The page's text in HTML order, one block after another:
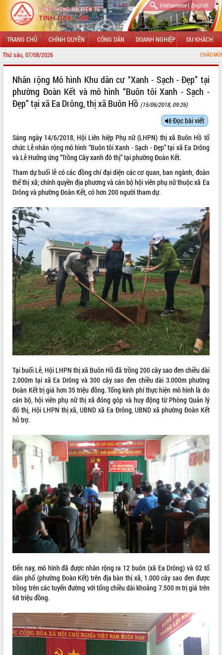
Vietnamese| English
TRANG CHỦ CHÍNH QUYỀN CÔNG DÂN DOANH NGHIỆP DU KHÁCH
Thứ sáu, 07/08/2026 CHÀO MỪNG ĐẾN VỚI
LÃNH ĐẠO UBND TỈNH
SỞ, BAN, NGÀNH
UBND CÁC XÃ, PHƯỜNG
THÔNG TIN CHỈ ĐẠO ĐIỀU HÀNH
HỆ THỐNG VĂN BẢN
VĂN BẢN HĐND TỈNH
ĐIỂM TIN VĂN BẢN
QUY HOẠCH - KẾ HOẠCH
VIDEO
Không có file video nào để phát.
ALBUM ẢNH
LIÊN KẾT WEB
Nhân rộng Mô hình Khu dân cư “Xanh - Sạch - Đẹp” tại
phường Đoàn Kết và mô hình “Buôn tôi Xanh - Sạch -
Đẹp” tại xã Ea Drông, thị xã Buôn Hồ (15/06/2018, 09:26)
Đọc bài viết
Sáng ngày 14/6/2018, Hội Liên hiệp Phụ nữ (LHPN) thị xã Buôn Hồ tổ
chức Lễ nhân rộng mô hình “Buôn tôi Xanh - Sạch - Đẹp” tại xã Ea Drông
và Lễ Hưởng ứng “Trồng Cây xanh đô thị” tại phường Đoàn Kết.
Tham dự buổi lễ có các đồng chí đại diện các cơ quan, ban ngành, đoàn
thể thị xã; chính quyền địa phương và cán bộ hội viên phụ nữ thuộc xã Ea
Drông và phường Đoàn Kết, có hơn 200 người tham dự.
Tại buổi Lễ, Hội LHPN thị xã Buôn Hồ đã trồng 200 cây sao đen chiều dài
2.000m tại xã Ea Drông và 300 cây sao đen chiều dài 3.000m phường
Đoàn Kết trị giá hơn 35 triệu đồng. Tổng kinh phí thực hiện mô hình là do
cán bộ, hội viên phụ nữ thị xã đóng góp và huy động từ Phòng Quản lý
đô thị, Hội LHPN thị xã, UBND xã Ea Đrông, UBND xã phường Đoàn Kết
hỗ trợ.
Đến nay, mô hình đã được nhân rộng ra 12 buôn (xã Ea Drông) và 02 tổ
dân phố (phường Đoàn Kết) trên địa bàn thị xã, 1.000 cây sao đen được
trồng trên các tuyến đường với tổng chiều dài khoảng 7.500 m trị giá trên
68 triệu đồng.